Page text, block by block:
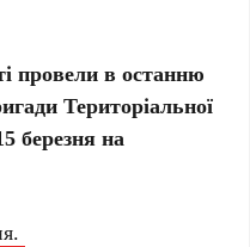
провели в останню
Територіальної
березня на